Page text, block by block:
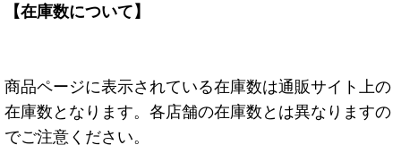
【在庫数について】
商品ページに表示されている在庫数は通販サイト上の
在庫数となります。各店舗の在庫数とは異なりますの
でご注意ください。